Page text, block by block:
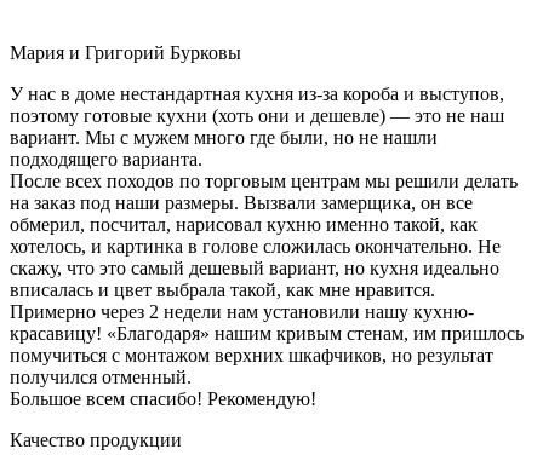
Мария и Григорий Бурковы
У нас в доме нестандартная кухня из-за короба и выступов,
поэтому готовые кухни (хоть они и дешевле) — это не наш
вариант. Мы с мужем много где были, но не нашли
подходящего варианта.
После всех походов по торговым центрам мы решили делать
на заказ под наши размеры. Вызвали замерщика, он все
обмерил, посчитал, нарисовал кухню именно такой, как
хотелось, и картинка в голове сложилась окончательно. Не
скажу, что это самый дешевый вариант, но кухня идеально
вписалась и цвет выбрала такой, как мне нравится.
Примерно через 2 недели нам установили нашу кухню-
красавицу! «Благодаря» нашим кривым стенам, им пришлось
помучиться с монтажом верхних шкафчиков, но результат
получился отменный.
Большое всем спасибо! Рекомендую!
Качество продукции